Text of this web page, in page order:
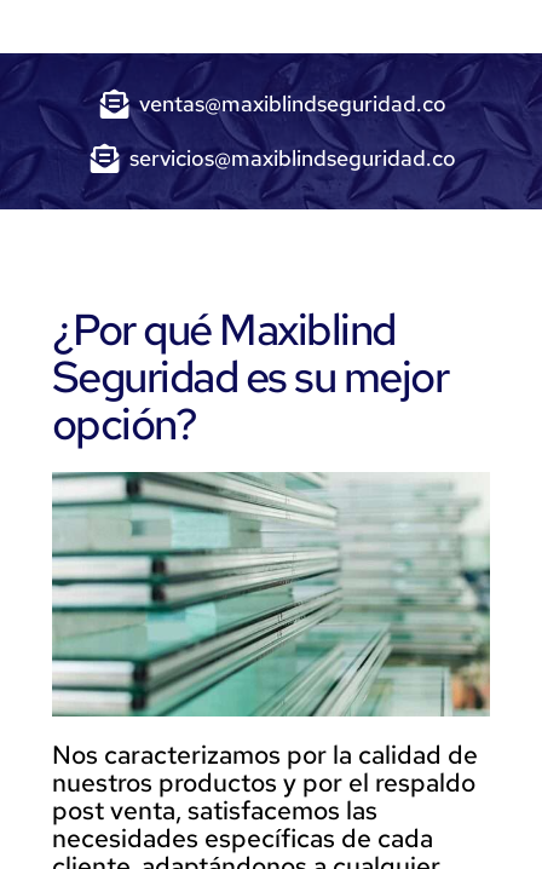
ventas@maxiblindseguridad.co
servicios@maxiblindseguridad.co
¿Por qué Maxiblind
Seguridad es su mejor
opción?
Nos caracterizamos por la calidad de
nuestros productos y por el respaldo
post venta, satisfacemos las
necesidades específicas de cada